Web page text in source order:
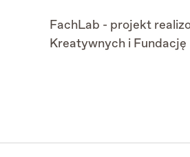
FachLab - projekt
Kreatywnych i Fundację